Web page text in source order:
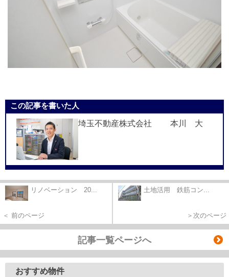
この記事を書いた人
埼玉不動産株式会社 本川 大
リノベーション 20...
＜ 前のページ
土地活用 鉄筋コン...
＞次のページ
記事一覧ページへ
おすすめ物件